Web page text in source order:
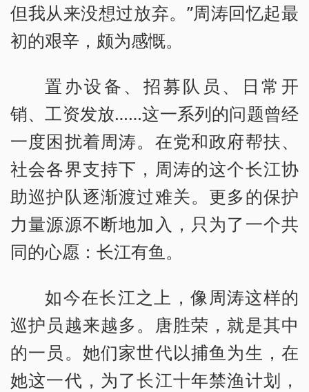
但我从来没想过放弃。”周涛回忆起最
初的艰辛，颇为感慨。
置办设备、招募队员、日常开
销、工资发放……这一系列的问题曾经
一度困扰着周涛。在党和政府帮扶、
社会各界支持下，周涛的这个长江协
助巡护队逐渐渡过难关。更多的保护
力量源源不断地加入，只为了一个共
同的心愿：长江有鱼。
如今在长江之上，像周涛这样的
巡护员越来越多。唐胜荣，就是其中
的一员。她们家世代以捕鱼为生，在
她这一代，为了长江十年禁渔计划，